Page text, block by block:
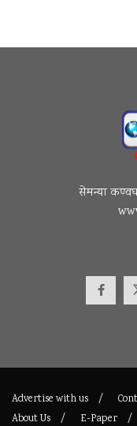
सेमन्या
Advertise with us
About Us
E-Paper